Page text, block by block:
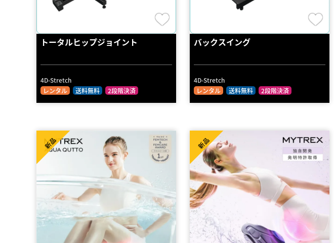
トータルヒップジョイント
4D-Stretch
レンタル
送料無料 2段階決済
バックスイング
4D-Stretch
レンタル
送料無料 2段階決済
新品 新品